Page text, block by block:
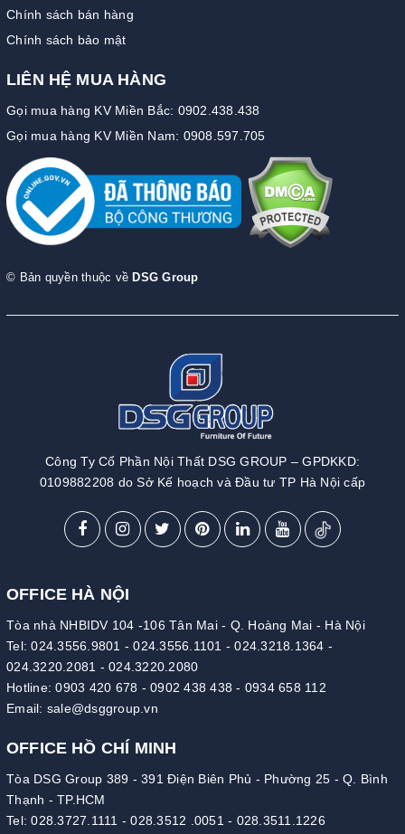
Chính sách bán hàng
Chính sách bảo mật
LIÊN HỆ MUA HÀNG
Gọi mua hàng KV Miền Bắc: 0902.438.438
Gọi mua hàng KV Miền Nam: 0908.597.705
© Bản quyền thuộc về DSG Group
Công Ty Cổ Phần Nội Thất DSG GROUP – GPDKKD:
0109882208 do Sở Kế hoạch và Đầu tư TP Hà Nội cấp
OFFICE HÀ NỘI
Tòa nhà NHBIDV 104 -106 Tân Mai - Q. Hoàng Mai - Hà Nội
Tel:024.3556.9801 -024.3556.1101 -024.3218.1364 -
024.3220.2081 - 024.3220.2080
Hotline:0903 420 678 - 0902 438 438 - 0934 658 112
Email: sale@dsggroup.vn
OFFICE HỒ CHÍ MINH
Tòa DSG Group 389 - 391 Điện Biên Phủ - Phường 25 - Q. Bình
Thạnh - TP.HCM
Tel:028.3727.1111 -028.3512 .0051 - 028.3511.1226